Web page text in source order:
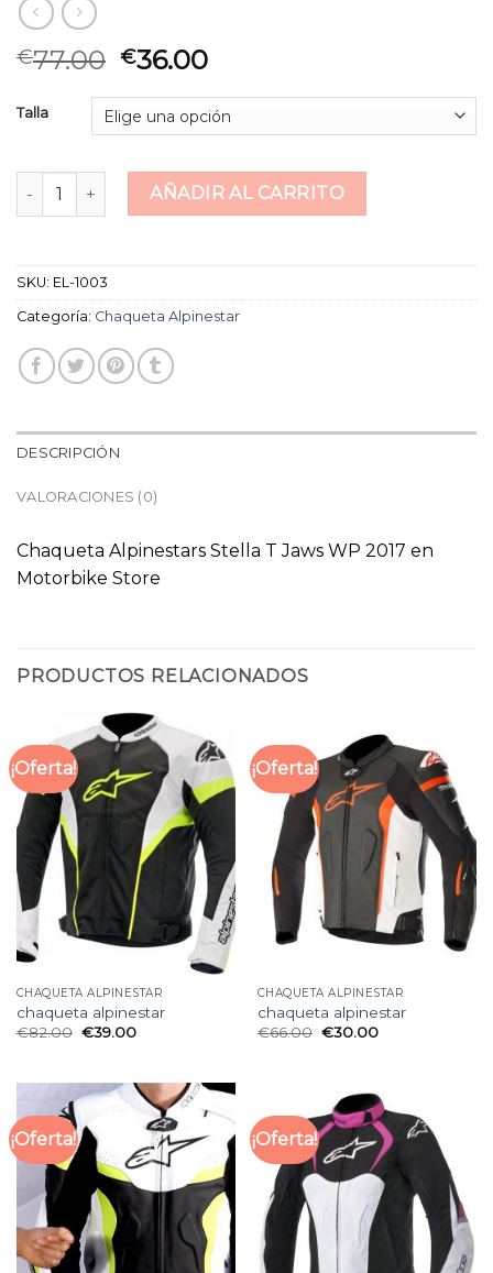
€77.00 €36.00
Talla
chaqueta alpinestar cantidadAÑADIR AL CARRITO
SKU: EL-1003
Categoría: Chaqueta Alpinestar
DESCRIPCIÓN
VALORACIONES (0)
Chaqueta Alpinestars Stella T Jaws WP 2017 en
Motorbike Store
PRODUCTOS RELACIONADOS
¡Oferta!
CHAQUETA ALPINESTAR
chaqueta alpinestar
€82.00 €39.00
¡Oferta!
CHAQUETA ALPINESTAR
chaqueta alpinestar
€66.00 €30.00
¡Oferta! ¡Oferta!